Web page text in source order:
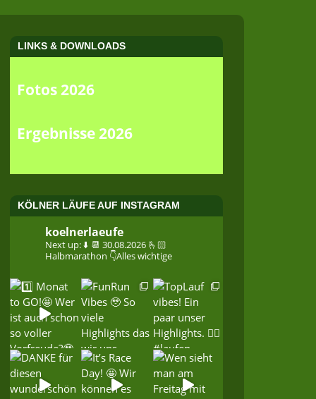
LINKS & DOWNLOADS
Fotos 2026
Ergebnisse 2026
KÖLNER LÄUFE AUF INSTAGRAM
koelnerlaeufe
Next up: ⬇️ 📆 30.08.2026 🫰🏻
Halbmarathon 👇Alles wichtige